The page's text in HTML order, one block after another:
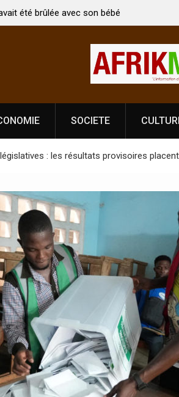
Le ministre Indien Kirti Vardhan Singh à
la célébration de la Fête de
SOCIETE
: les résultats provisoires